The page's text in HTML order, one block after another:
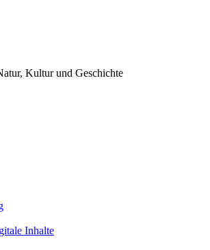
Kultur und Geschichte
Inhalte